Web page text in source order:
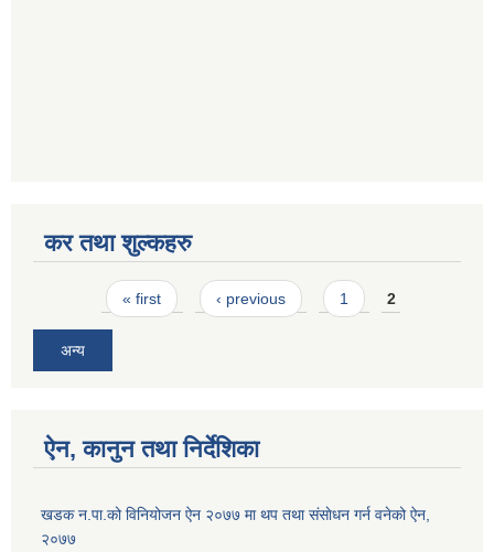
कर तथा शुल्कहरु
Pages« first ‹ previous 1 2
अन्य
ऐन, कानुन तथा निर्देशिका
खडक न‍.पा.को विनियोजन ऐन २०७७ मा थप तथा संसाेधन गर्न वनेको ऐन,
२०७७